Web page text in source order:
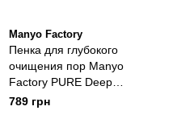
Manyo Factory
Пенка для глубокого
очищения пор Manyo
Factory PURE Deep
Cleansing Foam
789 грн